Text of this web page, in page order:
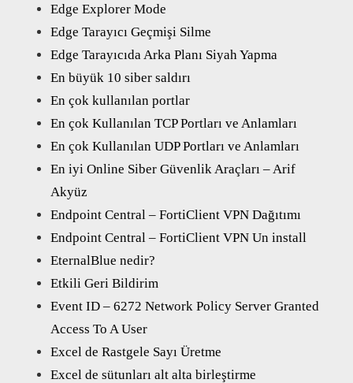
Edge Explorer Mode
Edge Tarayıcı Geçmişi Silme
Edge Tarayıcıda Arka Planı Siyah Yapma
En büyük 10 siber saldırı
En çok kullanılan portlar
En çok Kullanılan TCP Portları ve Anlamları
En çok Kullanılan UDP Portları ve Anlamları
En iyi Online Siber Güvenlik Araçları – Arif
Akyüz
Endpoint Central – FortiClient VPN Dağıtımı
Endpoint Central – FortiClient VPN Un install
EternalBlue nedir?
Etkili Geri Bildirim
Event ID – 6272 Network Policy Server Granted
Access To A User
Excel de Rastgele Sayı Üretme
Excel de sütunları alt alta birleştirme